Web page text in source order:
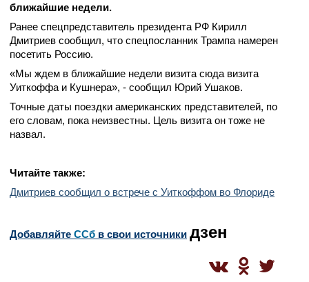
ближайшие недели.
Ранее спецпредставитель президента РФ Кирилл
Дмитриев сообщил, что спецпосланник Трампа намерен
посетить Россию.
«Мы ждем в ближайшие недели визита сюда визита
Уиткоффа и Кушнера», - сообщил Юрий Ушаков.
Точные даты поездки американских представителей, по
его словам, пока неизвестны. Цель визита он тоже не
назвал.
Читайте также:
Дмитриев сообщил о встрече с Уиткоффом во Флориде
Добавляйте CСб в свои источники дзен